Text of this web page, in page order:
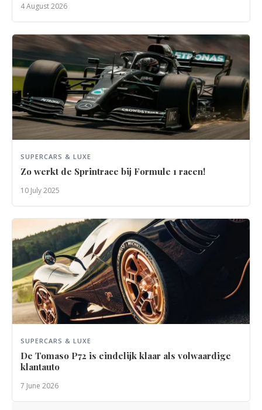
4 August 2026
SUPERCARS & LUXE
Zo werkt de Sprintrace bij Formule 1 racen!
10 July 2025
SUPERCARS & LUXE
De Tomaso P72 is eindelijk klaar als volwaardige
klantauto
7 June 2026